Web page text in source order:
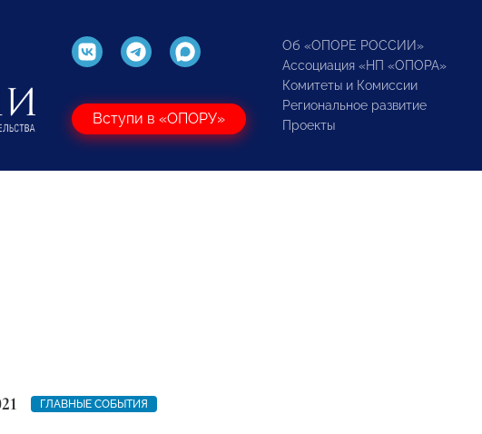
Вступи в «ОПОРУ»
Об «ОПОРЕ РОССИИ»
Ассоциация «НП «ОПОРА»
Комитеты и Комиссии
Региональное развитие
Проекты
ГЛАВНЫЕ СОБЫТИЯ